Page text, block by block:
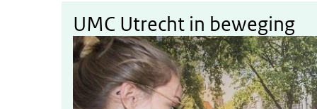
Interactief in beweging in
UMC Utrecht in beweging
UMC Utrecht in beweging